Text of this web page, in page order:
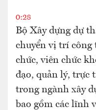
0:28
Bộ Xây dựng dự
chuyển vị trí công
chức, viên chức
đạo, quản lý, trực
trong ngành xây
bao gồm các lĩnh